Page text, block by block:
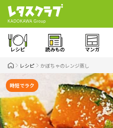
レシピ 読みもの マンガ
レシピ かぼちゃのレンジ蒸し
時短でラク